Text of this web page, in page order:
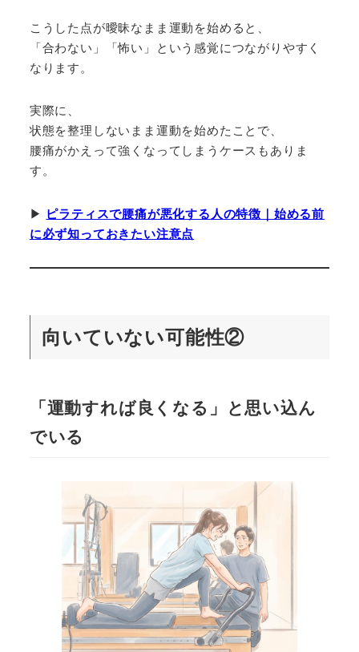
こうした点が曖昧なまま運動を始めると、
「合わない」「怖い」という感覚につながりやすく
なります。
実際に、
状態を整理しないまま運動を始めたことで、
腰痛がかえって強くなってしまうケースもありま
す。
▶︎ ピラティスで腰痛が悪化する人の特徴｜始める前
に必ず知っておきたい注意点
向いていない可能性②
「運動すれば良くなる」と思い込ん
でいる